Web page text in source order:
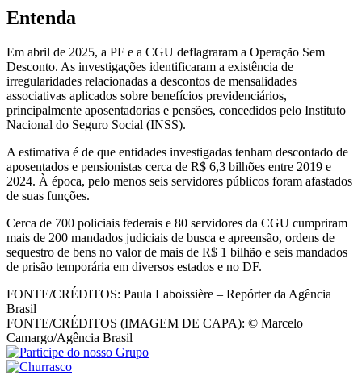
Entenda
Em abril de 2025, a PF e a CGU deflagraram a Operação Sem
Desconto. As investigações identificaram a existência de
irregularidades relacionadas a descontos de mensalidades
associativas aplicados sobre benefícios previdenciários,
principalmente aposentadorias e pensões, concedidos pelo Instituto
Nacional do Seguro Social (INSS).
A estimativa é de que entidades investigadas tenham descontado de
aposentados e pensionistas cerca de R$ 6,3 bilhões entre 2019 e
2024. À época, pelo menos seis servidores públicos foram afastados
de suas funções.
Cerca de 700 policiais federais e 80 servidores da CGU cumpriram
mais de 200 mandados judiciais de busca e apreensão, ordens de
sequestro de bens no valor de mais de R$ 1 bilhão e seis mandados
de prisão temporária em diversos estados e no DF.
FONTE/CRÉDITOS: Paula Laboissière – Repórter da Agência
Brasil
FONTE/CRÉDITOS (IMAGEM DE CAPA): © Marcelo
Camargo/Agência Brasil